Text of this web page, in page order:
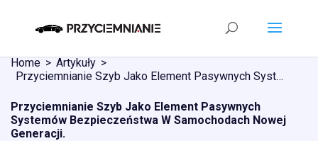
Home
Artykuły
Przyciemnianie Szyb Jako Element Pasywnych Systemów Bezpieczeństwa W Samochodach Nowej Generacji.
Przyciemnianie Szyb Jako Element Pasywnych
Systemów Bezpieczeństwa W Samochodach Nowej
Generacji.